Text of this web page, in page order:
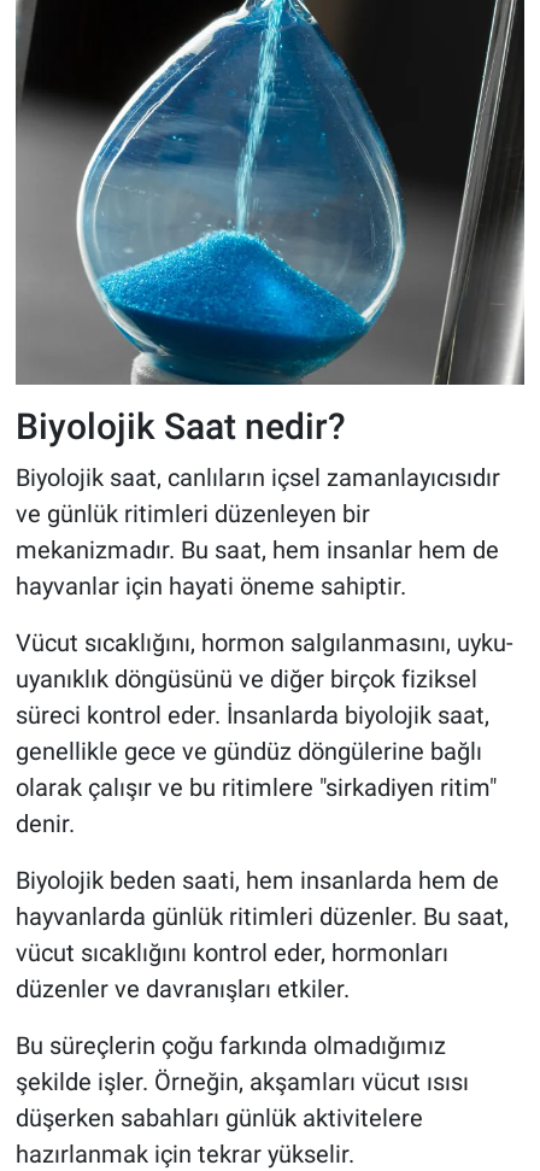
Biyolojik Saat nedir?
Biyolojik saat, canlıların içsel zamanlayıcısıdır
ve günlük ritimleri düzenleyen bir
mekanizmadır. Bu saat, hem insanlar hem de
hayvanlar için hayati öneme sahiptir.
Vücut sıcaklığını, hormon salgılanmasını, uyku-
uyanıklık döngüsünü ve diğer birçok fiziksel
süreci kontrol eder. İnsanlarda biyolojik saat,
genellikle gece ve gündüz döngülerine bağlı
olarak çalışır ve bu ritimlere "sirkadiyen ritim"
denir.
Biyolojik beden saati, hem insanlarda hem de
hayvanlarda günlük ritimleri düzenler. Bu saat,
vücut sıcaklığını kontrol eder, hormonları
düzenler ve davranışları etkiler.
Bu süreçlerin çoğu farkında olmadığımız
şekilde işler. Örneğin, akşamları vücut ısısı
düşerken sabahları günlük aktivitelere
hazırlanmak için tekrar yükselir.